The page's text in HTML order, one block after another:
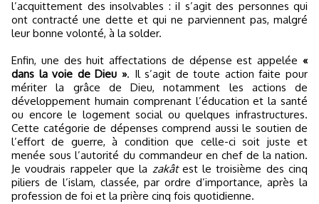
l’acquittement des insolvables : iI s’agit des personnes qui
ont contracté une dette et qui ne parviennent pas, malgré
leur bonne volonté, à la solder.
Enfin, une des huit affectations de dépense est appelée «
dans la voie de Dieu ». Il s’agit de toute action faite pour
mériter la grâce de Dieu, notamment les actions de
développement humain comprenant l’éducation et la santé
ou encore le logement social ou quelques infrastructures.
Cette catégorie de dépenses comprend aussi le soutien de
l’effort de guerre, à condition que celle-ci soit juste et
menée sous l’autorité du commandeur en chef de la nation.
Je voudrais rappeler que la zakâtest le troisième des cinq
piliers de l’islam, classée, par ordre d’importance, après la
profession de foi et la prière cinq fois quotidienne.